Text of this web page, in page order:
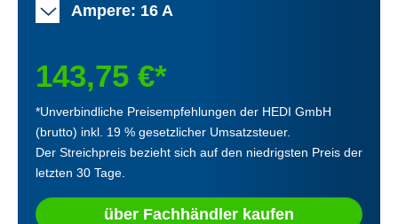
Ampere: 16 A
143,75 €*
*Unverbindliche Preisempfehlungen der HEDI GmbH
(brutto) inkl. 19 % gesetzlicher Umsatzsteuer.
Der Streichpreis bezieht sich auf den niedrigsten Preis der
letzten 30 Tage.
über Fachhändler kaufen